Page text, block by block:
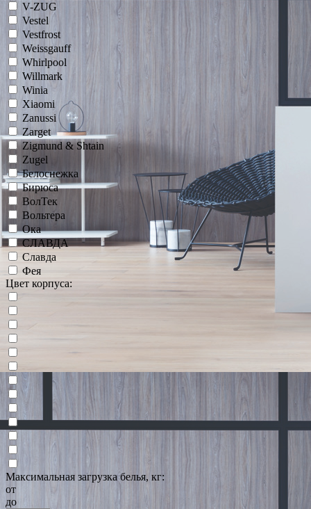
V-ZUG
Vestel
Vestfrost
Weissgauff
Whirlpool
Willmark
Winia
Xiaomi
Zanussi
Zarget
Zigmund & Shtain
Zugel
Белоснежка
Бирюса
ВолТек
Вольтера
Ока
СЛАВДА
Славда
Фея
Цвет корпуса:
Максимальная загрузка белья, кг:
от
до